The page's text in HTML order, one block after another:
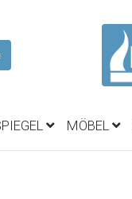
MÖBEL